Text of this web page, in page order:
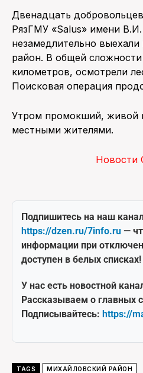
Двенадцать
РязГМУ «Salus» имени
незамедлительно
район. В общей
километров, осмотрели
Поисковая операция
Утром промокший, живой
местными жителями.
Новости
Подпишитесь на наш
https://dzen.ru/7info.ru —
информации при
доступен в белых списках!
У нас есть новостной
Рассказываем о главных
Подписывайтесь: https://
TAGS МИХАЙЛОВСКИЙ РАЙОН